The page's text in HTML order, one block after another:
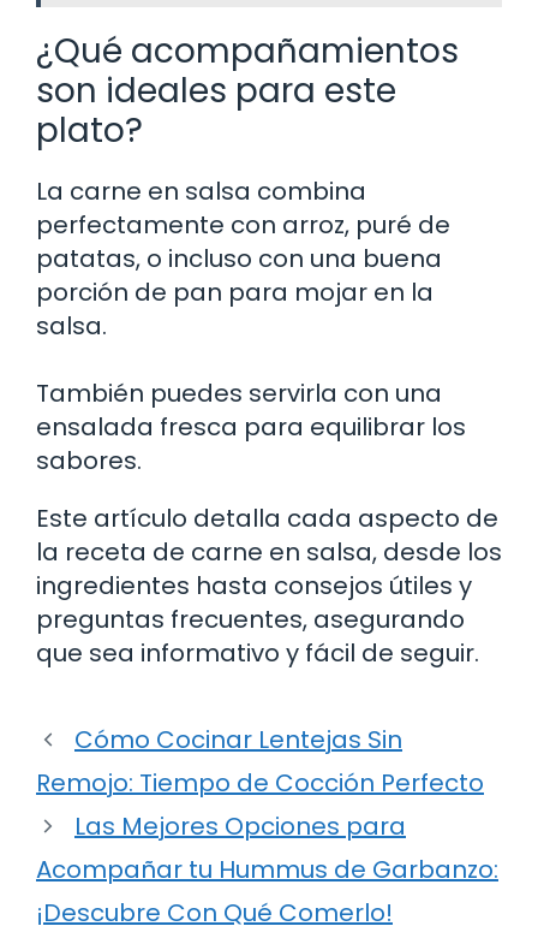
¿Qué acompañamientos
son ideales para este
plato?
La carne en salsa combina
perfectamente con arroz, puré de
patatas, o incluso con una buena
porción de pan para mojar en la
salsa.
También puedes servirla con una
ensalada fresca para equilibrar los
sabores.
Este artículo detalla cada aspecto de
la receta de carne en salsa, desde los
ingredientes hasta consejos útiles y
preguntas frecuentes, asegurando
que sea informativo y fácil de seguir.
Cómo Cocinar Lentejas Sin
Remojo: Tiempo de Cocción Perfecto
Las Mejores Opciones para
Acompañar tu Hummus de Garbanzo:
¡Descubre Con Qué Comerlo!